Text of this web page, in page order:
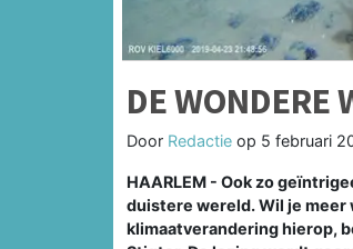
DE WONDERE
Door Redactie op 5 februari
HAARLEM - Ook zo
duistere wereld. Wil je
klimaatverandering hierop,